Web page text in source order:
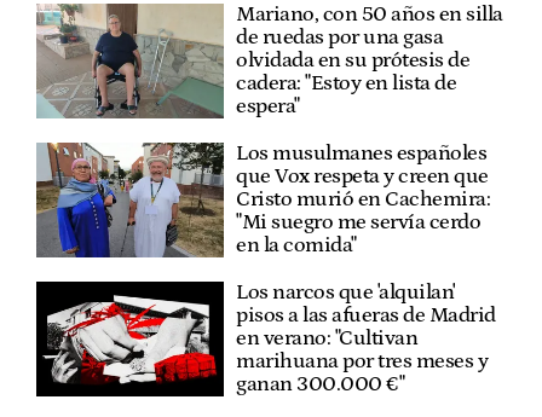
Mariano, con 50 años en silla
de ruedas por una gasa
olvidada en su prótesis de
cadera: "Estoy en lista de
espera"
Los musulmanes españoles
que Vox respeta y creen que
Cristo murió en Cachemira:
"Mi suegro me servía cerdo
en la comida"
Los narcos que 'alquilan'
pisos a las afueras de Madrid
en verano: "Cultivan
marihuana por tres meses y
ganan 300.000 €"